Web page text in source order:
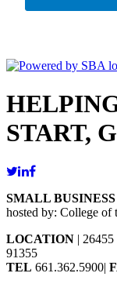
START,
SMALL
hosted by: College of
LOCATION |
91355
TEL 661.362.5900|